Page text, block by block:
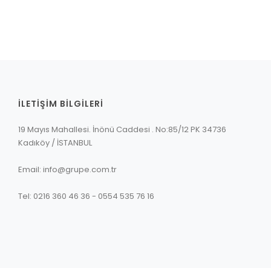
İLETİŞİM BİLGİLERİ
19 Mayıs Mahallesi. İnönü Caddesi . No:85/12 PK 34736
Kadıköy / İSTANBUL
Email: info@grupe.com.tr
Tel: 0216 360 46 36 - 0554 535 76 16